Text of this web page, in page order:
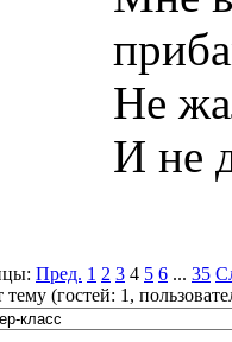
Не
И не
Пред. 1 2 3 4 5 6 ... 35
(гостей: 1 ,